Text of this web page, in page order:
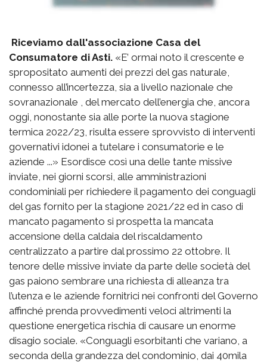
Riceviamo dall'associazione Casa del
Consumatore di Asti. «E’ ormai noto il crescente e
spropositato aumenti dei prezzi del gas naturale,
connesso all’incertezza, sia a livello nazionale che
sovranazionale , del mercato dell’energia che, ancora
oggi, nonostante sia alle porte la nuova stagione
termica 2022/23, risulta essere sprovvisto di interventi
governativi idonei a tutelare i consumatorie e le
aziende ...» Esordisce così una delle tante missive
inviate, nei giorni scorsi, alle amministrazioni
condominiali per richiedere il pagamento dei conguagli
del gas fornito per la stagione 2021/22 ed in caso di
mancato pagamento si prospetta la mancata
accensione della caldaia del riscaldamento
centralizzato a partire dal prossimo 22 ottobre. Il
tenore delle missive inviate da parte delle società del
gas paiono sembrare una richiesta di alleanza tra
l’utenza e le aziende fornitrici nei confronti del Governo
affinché prenda provvedimenti veloci altrimenti la
questione energetica rischia di causare un enorme
disagio sociale. «Conguagli esorbitanti che variano, a
seconda della grandezza del condominio, dai 40mila